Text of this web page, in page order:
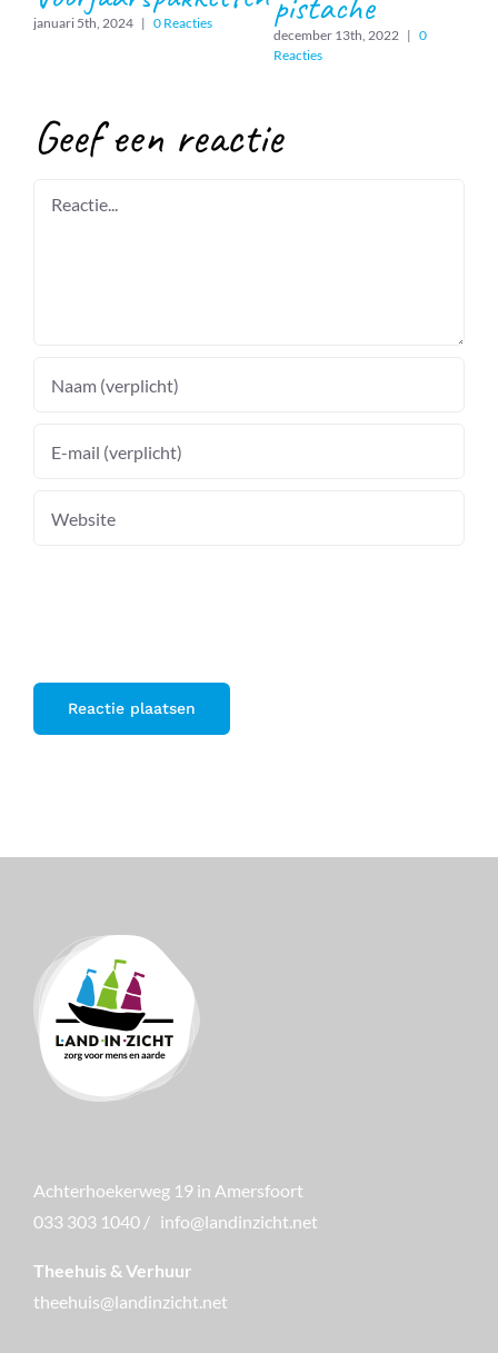
januari 5th, 2024 | 0 Reacties
december 13th, 2022 | 0
Reacties
Geef een reactie
Achterhoekerweg 19 in Amersfoort
033 303 1040 / info@landinzicht.net
Theehuis & Verhuur
theehuis@landinzicht.net